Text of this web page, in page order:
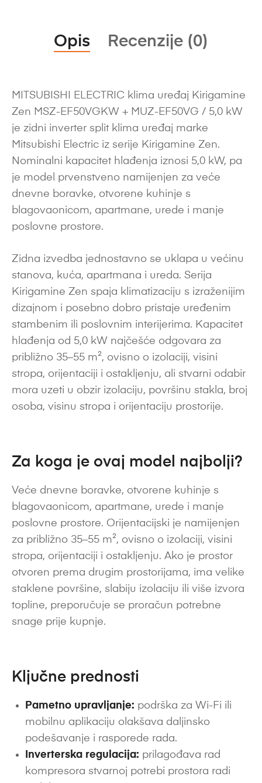
Opis Recenzije (0)
MITSUBISHI ELECTRIC klima uređaj Kirigamine
Zen MSZ-EF50VGKW + MUZ-EF50VG / 5,0 kW
je zidni inverter split klima uređaj marke
Mitsubishi Electric iz serije Kirigamine Zen.
Nominalni kapacitet hlađenja iznosi 5,0 kW, pa
je model prvenstveno namijenjen za veće
dnevne boravke, otvorene kuhinje s
blagovaonicom, apartmane, urede i manje
poslovne prostore.
Zidna izvedba jednostavno se uklapa u većinu
stanova, kuća, apartmana i ureda. Serija
Kirigamine Zen spaja klimatizaciju s izraženijim
dizajnom i posebno dobro pristaje uređenim
stambenim ili poslovnim interijerima. Kapacitet
hlađenja od 5,0 kW najčešće odgovara za
približno 35–55 m², ovisno o izolaciji, visini
stropa, orijentaciji i ostakljenju, ali stvarni odabir
mora uzeti u obzir izolaciju, površinu stakla, broj
osoba, visinu stropa i orijentaciju prostorije.
Za koga je ovaj model najbolji?
Veće dnevne boravke, otvorene kuhinje s
blagovaonicom, apartmane, urede i manje
poslovne prostore. Orijentacijski je namijenjen
za približno 35–55 m², ovisno o izolaciji, visini
stropa, orijentaciji i ostakljenju. Ako je prostor
otvoren prema drugim prostorijama, ima velike
staklene površine, slabiju izolaciju ili više izvora
topline, preporučuje se proračun potrebne
snage prije kupnje.
Ključne prednosti
Pametno upravljanje: podrška za Wi-Fi ili
mobilnu aplikaciju olakšava daljinsko
podešavanje i rasporede rada.
Inverterska regulacija: prilagođava rad
kompresora stvarnoj potrebi prostora radi